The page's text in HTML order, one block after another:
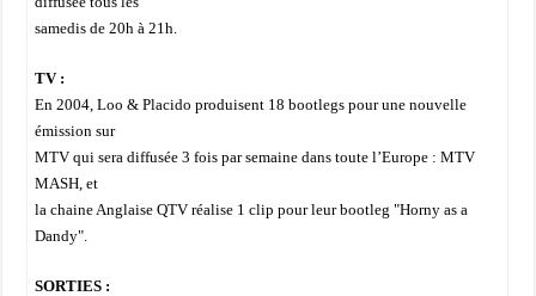
samedis de 20h à 21h.
TV :
En 2004, Loo & Placido produisent 18 bootlegs pour une nouvelle
émission sur
MTV qui sera diffusée 3 fois par semaine dans toute l’Europe : MTV
MASH, et
la chaine Anglaise QTV réalise 1 clip pour leur bootleg "Horny as a
Dandy".
SORTIES :